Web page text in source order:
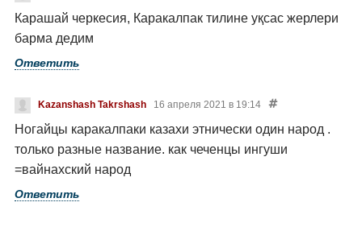
Карашай черкесия, Каракалпак тилине уқсас жерлери
барма дедим
Ответить
Kazanshash Takrshash 16 апреля 2021 в 19:14
Ногайцы каракалпаки казахи этнически один народ .
только разные название. как чеченцы ингуши
=вайнахский народ
Ответить